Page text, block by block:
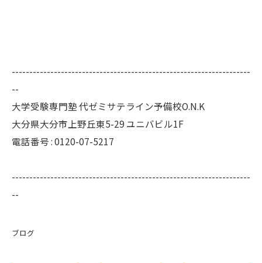
--------------------------------------------------------------------
--
大学受験専門塾 代ゼミサテライン予備校O.N.K
大分県大分市上野丘東5-29 ユニバビル1F
電話番号 : 0120-07-5217
--------------------------------------------------------------------
--
ブログ